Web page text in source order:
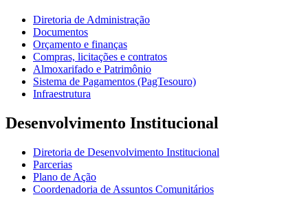
Diretoria de Administração
Documentos
Orçamento e finanças
Compras, licitações e contratos
Almoxarifado e Patrimônio
Sistema de Pagamentos (PagTesouro)
Infraestrutura
Desenvolvimento Institucional
Diretoria de Desenvolvimento Institucional
Parcerias
Plano de Ação
Coordenadoria de Assuntos Comunitários